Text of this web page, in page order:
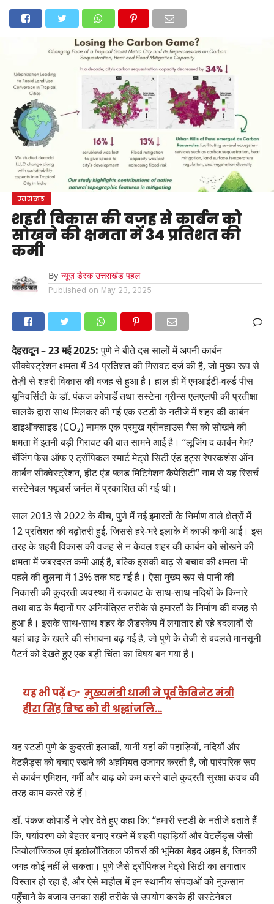
उत्तरकाशीउधम सिंह नगरचंपावतचमोली
नैनीतालपिथौरागढ़ पौड़ी गढ़वालबागेश्वररुद्रप्रयागहरिद्वार
उत्तराखंड
शहरी विकास की वजह से कार्बन को
सोखने की क्षमता में 34 प्रतिशत की
कमी
By न्यूज़ डेस्क उत्तराखंड पहल
Published on May 23, 2025
देहरादून – 23 मई 2025:पुणे ने बीते दस सालों में अपनी कार्बन
सीक्वेस्ट्रेशन क्षमता में 34 प्रतिशत की गिरावट दर्ज की है, जो मुख्य रूप से
तेज़ी से शहरी विकास की वजह से हुआ है। हाल ही में एमआईटी-वर्ल्ड पीस
यूनिवर्सिटी के डॉ. पंकज कोपार्डे तथा सस्टेना ग्रीन्स एलएलपी की प्रतीक्षा
चालके द्वारा साथ मिलकर की गई एक स्टडी के नतीजे में शहर की कार्बन
डाइऑक्साइड (CO₂) नामक एक प्रमुख ग्रीनहाउस गैस को सोखने की
क्षमता में इतनी बड़ी गिरावट की बात सामने आई है। “लूजिंग द कार्बन गेम?
चेंजिंग फेस ऑफ ए ट्रॉपिकल स्मार्ट मेट्रो सिटी एंड इट्स रेपरकशंस ऑन
कार्बन सीक्वेस्ट्रेशन, हीट एंड फ्लड मिटिगेशन कैपेसिटी” नाम से यह रिसर्च
सस्टेनेबल फ्यूचर्स जर्नल में प्रकाशित की गई थी।
साल 2013 से 2022 के बीच, पुणे में नई इमारतों के निर्माण वाले क्षेत्रों में
12 प्रतिशत की बढ़ोतरी हुई, जिससे हरे-भरे इलाके में काफी कमी आई। इस
तरह के शहरी विकास की वजह से न केवल शहर की कार्बन को सोखने की
क्षमता में जबरदस्त कमी आई है, बल्कि इसकी बाढ़ से बचाव की क्षमता भी
पहले की तुलना में 13% तक घट गई है। ऐसा मुख्य रूप से पानी की
निकासी की कुदरती व्यवस्था में रुकावट के साथ-साथ नदियों के किनारे
तथा बाढ़ के मैदानों पर अनियंत्रित तरीके से इमारतों के निर्माण की वजह से
हुआ है। इसके साथ-साथ शहर के लैंडस्केप में लगातार हो रहे बदलावों से
यहां बाढ़ के खतरे की संभावना बढ़ गई है, जो पुणे के तेजी से बदलते मानसूनी
पैटर्न को देखते हुए एक बड़ी चिंता का विषय बन गया है।
यह भी पढ़ें 👉 मुख्यमंत्री धामी ने पूर्व कैबिनेट मंत्री
हीरा सिंह बिष्ट को दी श्रद्धांजलि…
यह स्टडी पुणे के कुदरती इलाकों, यानी यहां की पहाड़ियों, नदियों और
वेटलैंड्स को बचाए रखने की अहमियत उजागर करती है, जो पारंपरिक रूप
से कार्बन एमिशन, गर्मी और बाढ़ को कम करने वाले कुदरती सुरक्षा कवच की
तरह काम करते रहे हैं।
डॉ. पंकज कोपार्डे ने ज़ोर देते हुए कहा कि: “हमारी स्टडी के नतीजे बताते हैं
कि, पर्यावरण को बेहतर बनाए रखने में शहरी पहाड़ियों और वेटलैंड्स जैसी
जियोलॉजिकल एवं इकोलॉजिकल फीचर्स की भूमिका बेहद अहम है, जिनकी
जगह कोई नहीं ले सकता। पुणे जैसे ट्रॉपिकल मेट्रो सिटी का लगातार
विस्तार हो रहा है, और ऐसे माहौल में इन स्थानीय संपदाओं को नुकसान
पहुँचाने के बजाय उनका सही तरीके से उपयोग करके ही सस्टेनेबल